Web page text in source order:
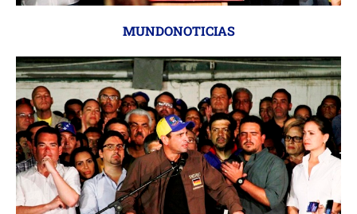
MUNDONOTICIAS